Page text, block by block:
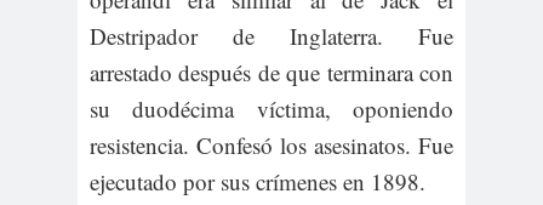
Destripador de Inglaterra. Fue
arrestado después de que terminara con
su duodécima víctima, oponiendo
resistencia. Confesó los asesinatos. Fue
ejecutado por sus crímenes en 1898.